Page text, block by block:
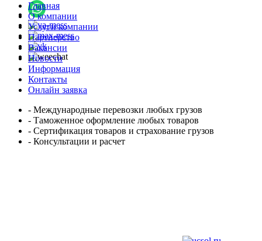
Главная
О компании
Услуги компании
Партнерство
Вакансии
Новости
Информация
Контакты
Онлайн заявка
- Международные перевозки любых грузов
- Таможенное оформление любых товаров
- Сертификация товаров и страхование грузов
- Консультации и расчет